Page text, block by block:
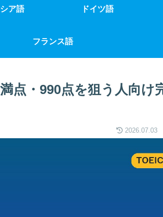
ア語 ドイツ語
フランス語
点・990点を狙う人向け
2026.07.03